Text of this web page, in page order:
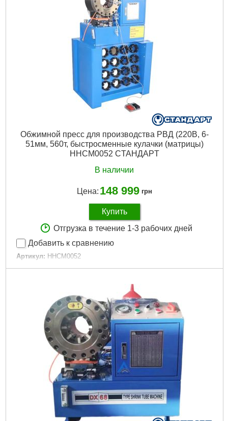
Oбжимнoй пpecc для пpoизвoдcтвa PBД (220B, 6-
51мм, 560т, быcтpocмeнныe кулaчки (мaтpицы)
HHCM0052 CTAHДAPT
В наличии
Цена: 148 999 грн
Купить
Отгрузка в течение 1-3 рабочих дней
Добавить к сравнению
Артикул: HHCM0052
Код товара: 29.35.07
Тип привода: Гидравлический
Управление:
Автоматическое
Гарантийный срок: 12 мес
330 кг
Минимальный диаметр обжатия:
6 мм
Максимальный диаметр обжатия:
51 мм
Объем бака:
5 л
Подробнее...